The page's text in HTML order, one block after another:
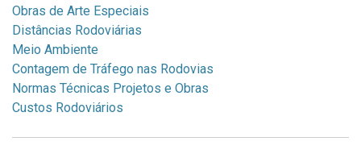
Obras de Arte Especiais
Distâncias Rodoviárias
Meio Ambiente
Contagem de Tráfego nas Rodovias
Normas Técnicas Projetos e Obras
Custos Rodoviários